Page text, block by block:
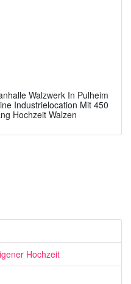
Walzwerk In Pulheim
Industrielocation Mit 450
Hochzeit Walzen
Hochzeit